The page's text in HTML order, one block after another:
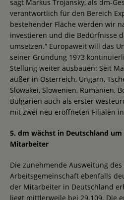
sagt Markus Trojansky, als dm-
verantwortlich für den Bereich
bestehender Fläche werden wir
investieren und die Bedürfnisse
umsetzen.“ Europaweit will das
seiner Gründung 1973
Stellung weiter ausbauen: Seit
außer in Österreich, Ungarn,
Slowakei, Slowenien, Rumänien,
Bulgarien auch als erster
mit zwei neu eröffneten Filialen
5. dm wächst in Deutschland um
Mitarbeiter
Die zunehmende Ausweitung
Arbeitsgemeinschaft ebenfalls
der Mitarbeiter in Deutschland
liegt mittlerweile bei 29.109. Die